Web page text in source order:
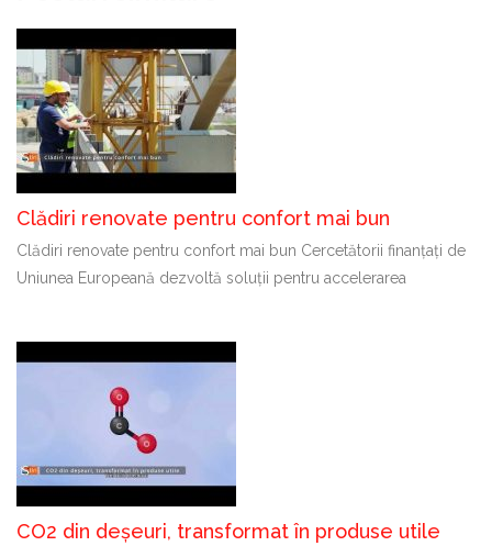
Clădiri renovate pentru confort mai bun
Clădiri renovate pentru confort mai bun Cercetătorii finanțați de
Uniunea Europeană dezvoltă soluții pentru accelerarea
CO2 din deșeuri, transformat în produse utile